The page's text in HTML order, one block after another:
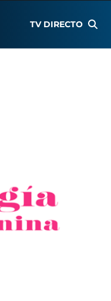
TV DIRECTO